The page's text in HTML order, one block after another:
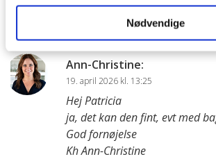
Nødvendige
Kan den serveres til gæster?
besvar
Ann-Christine:
19. april 2026 kl. 13:25
Hej Patricia
ja, det kan den fint, evt med
God fornøjelse
Kh Ann-Christine